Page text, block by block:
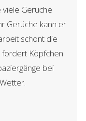
viele Gerüche
Gerüche kann er
schont die
fordert Köpfchen
bei